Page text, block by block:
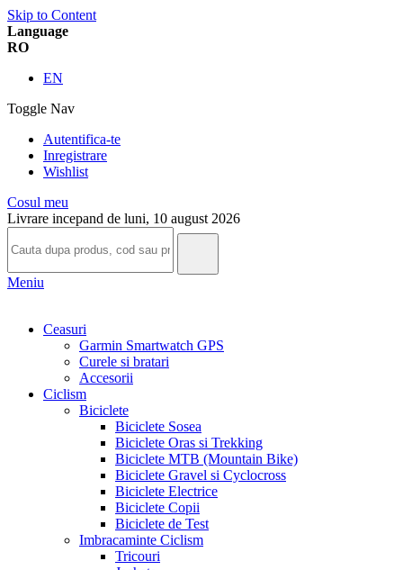
Skip to Content
Language
RO
EN
Toggle Nav
Autentifica-te
Inregistrare
Wishlist
Cosul meu
Livrare incepand de luni, 10 august 2026
Meniu
Ceasuri
Garmin Smartwatch GPS
Curele si bratari
Accesorii
Ciclism
Biciclete
Biciclete Sosea
Biciclete Oras si Trekking
Biciclete MTB (Mountain Bike)
Biciclete Gravel si Cyclocross
Biciclete Electrice
Biciclete Copii
Biciclete de Test
Imbracaminte Ciclism
Tricouri